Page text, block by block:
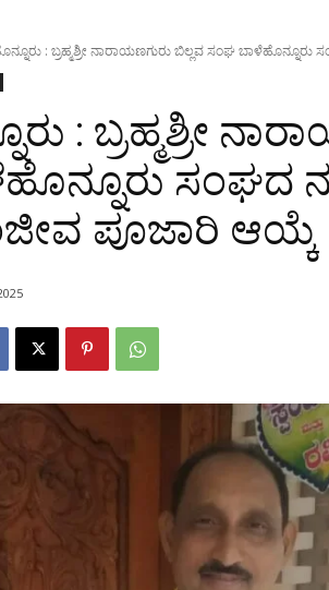
: ಬ್ರಹ್ಮಶ್ರೀ ನಾರಾಯಣಗುರು ಬಿಲ್ಲವ ಸಂಘ
: ಬ್ರಹ್ಮಶ್ರೀ
ಸಂಘದ
ಪೂಜಾರಿ ಆಯ್ಕೆ